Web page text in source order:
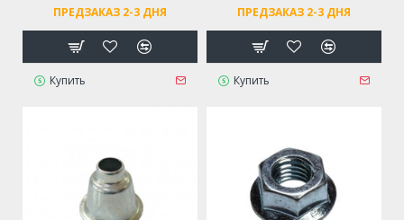
ПРЕДЗАКАЗ 2-3 ДНЯ
Купить
ПРЕДЗАКАЗ 2-3 ДНЯ
Купить